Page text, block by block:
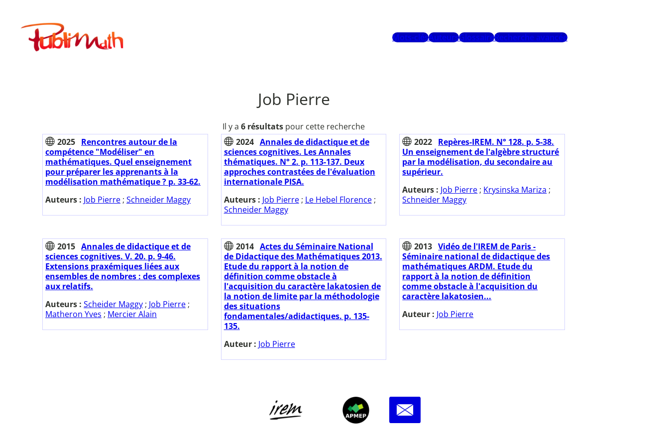
contenuPublimath
Mots-clésAuteursGlossaireRecherche avancée
Job Pierre
Il y a 6 résultats pour cette recherche
2025 Rencontres autour de la
compétence "Modéliser" en
mathématiques. Quel enseignement
pour préparer les apprenants à la
modélisation mathématique ? p. 33-62.
Auteurs : Job Pierre ; Schneider Maggy
2024 Annales de didactique et de
sciences cognitives. Les Annales
thématiques. N° 2. p. 113-137. Deux
approches contrastées de l'évaluation
internationale PISA.
Auteurs : Job Pierre; Le Hebel Florence;
Schneider Maggy
2022 Repères-IREM. N° 128. p. 5-38.
Un enseignement de l'algèbre structuré
par la modélisation, du secondaire au
supérieur.
Auteurs : Job Pierre ; Krysinska Mariza ;
Schneider Maggy
2015 Annales de didactique et de
sciences cognitives. V. 20. p. 9-46.
Extensions praxémiques liées aux
ensembles de nombres : des complexes
aux relatifs.
Auteurs : Scheider Maggy ; Job Pierre ;
Matheron Yves ; Mercier Alain
2014 Actes du Séminaire National
de Didactique des Mathématiques 2013.
Etude du rapport à la notion de
définition comme obstacle à
l'acquisition du caractère lakatosien de
la notion de limite par la méthodologie
des situations
fondamentales/adidactiques. p. 135-
135.
Auteur : Job Pierre
2013 Vidéo de l'IREM de Paris -
Séminaire national de didactique des
mathématiques ARDM. Etude du
rapport à la notion de définition
comme obstacle à l'acquisition du
caractère lakatosien...
Auteur : Job Pierre